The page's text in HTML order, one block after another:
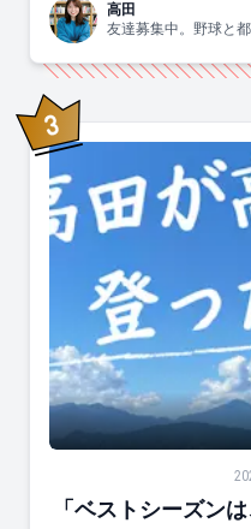
高田
友達募集中。野球と
3位
「ベストシーズンは
「ベストシーズン